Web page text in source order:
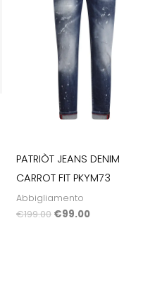
PATRIÒT JEANS DENIM
CARROT FIT PKYM73
Abbigliamento
€199.00 €99.00